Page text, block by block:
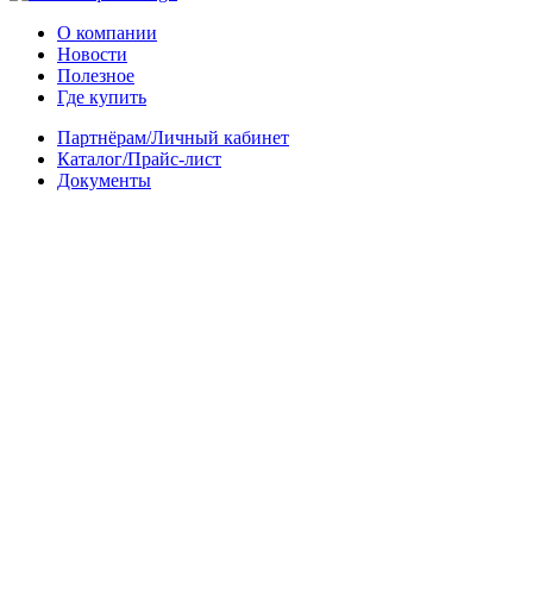
О компании
Новости
Полезное
Где купить
Партнёрам/Личный кабинет
Каталог/Прайс-лист
Документы